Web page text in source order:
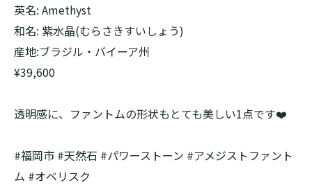
英名: Amethyst
和名: 紫水晶(むらさきすいしょう)
産地:ブラジル・バイーア州
¥39,600
透明感に、ファントムの形状もとても美しい1点です❤️
#福岡市 #天然石 #パワーストーン #アメジストファント
ム #オベリスク